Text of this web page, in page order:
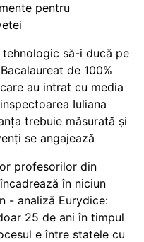
pentru
să-i ducă pe
de 100%
au intrat cu media
Iuliana
trebuie măsurată și
se angajează
profesorilor din
în niciun
- analiză Eurydice:
25 de ani în timpul
e între statele cu